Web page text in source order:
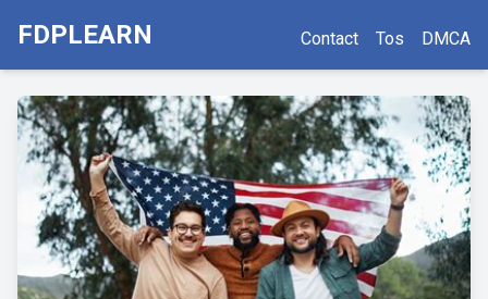
FDPLEARN Contact Tos DMCA